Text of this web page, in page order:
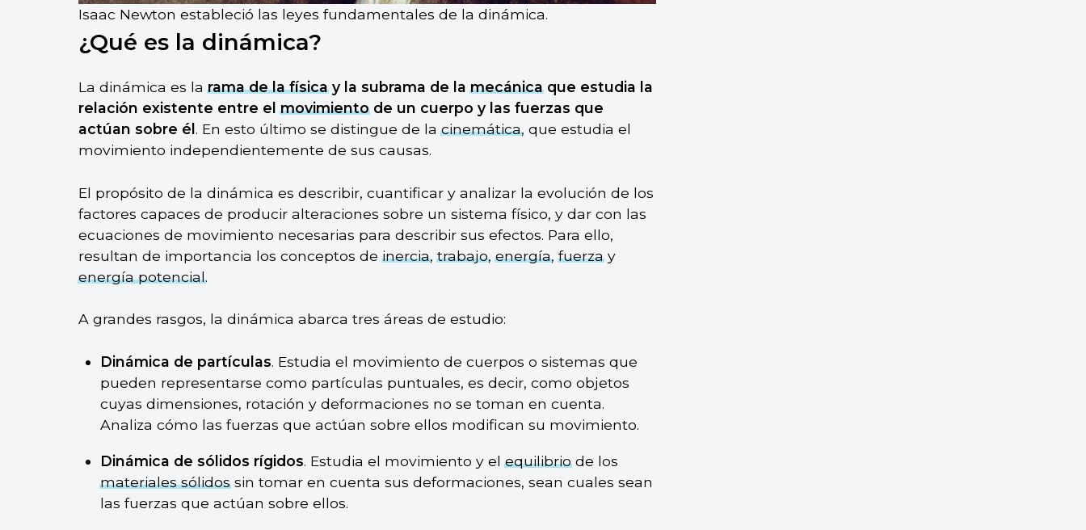
Isaac Newton estableció las leyes fundamentales de la dinámica.
¿Qué es la dinámica?
La dinámica es larama de la físicay la subrama de lamecánicaque estudia la
relación existente entre elmovimientode un cuerpo y las fuerzas que
actúan sobre él . En esto último se distingue de lacinemática, que estudia el
movimiento independientemente de sus causas.
El propósito de la dinámica es describir, cuantificar y analizar la evolución de los
factores capaces de producir alteraciones sobre un sistema físico, y dar con las
ecuaciones de movimiento necesarias para describir sus efectos. Para ello,
resultan de importancia los conceptos deinercia,trabajo,energía,fuerzay
energía potencial.
A grandes rasgos, la dinámica abarca tres áreas de estudio:
Dinámica de partículas. Estudia el movimiento de cuerpos o sistemas que
pueden representarse como partículas puntuales, es decir, como objetos
cuyas dimensiones, rotación y deformaciones no se toman en cuenta.
Analiza cómo las fuerzas que actúan sobre ellos modifican su movimiento.
Dinámica de sólidos rígidos. Estudia el movimiento y elequilibriode los
materiales sólidossin tomar en cuenta sus deformaciones, sean cuales sean
las fuerzas que actúan sobre ellos.